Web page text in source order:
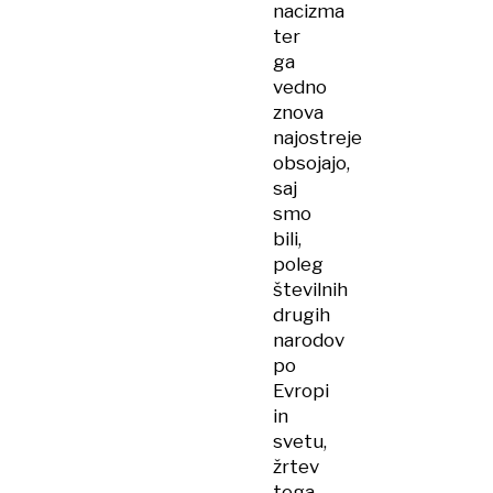
nacizma
ter
ga
vedno
znova
najostreje
obsojajo,
saj
smo
bili,
poleg
številnih
drugih
narodov
po
Evropi
in
svetu,
žrtev